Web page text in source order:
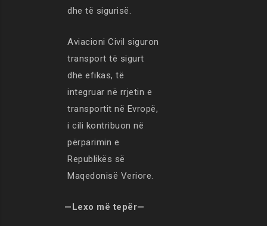
dhe të sigurisë.
Aviacioni Civil siguron
transport të sigurt
dhe efikas, të
integruar në rrjetin e
transportit në Evropë,
i cili kontribuon në
përparimin e
Republikës së
Maqedonisë Veriore.
—Lexo më tepër—